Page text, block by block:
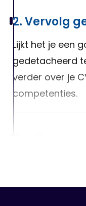
2. Vervolg
Lijkt het je een
gedetacheerd
verder over je
competenties.